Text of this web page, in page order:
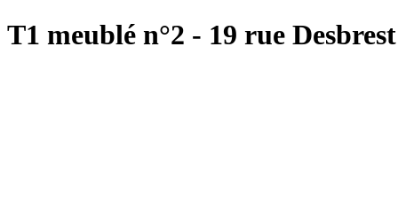
T1 meublé n°2 - 19 rue